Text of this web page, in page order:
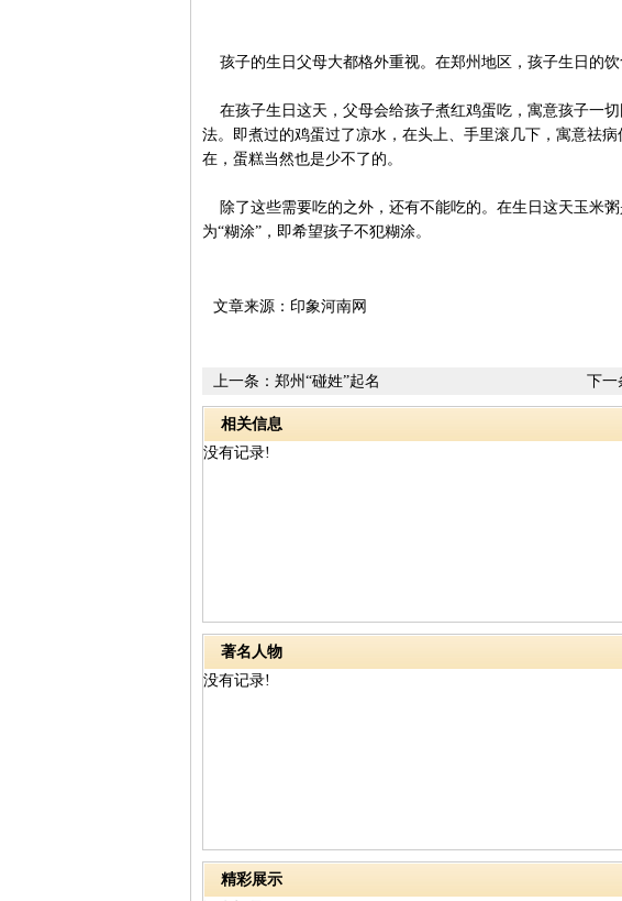
孩子的生日父母大都格外重视。在郑州地区，孩子生日的饮
在孩子生日这天，父母会给孩子煮红鸡蛋吃，寓意孩子一
法。即煮过的鸡蛋过了凉水，在头上、手里滚几下，寓意祛
在，蛋糕当然也是少不了的。
除了这些需要吃的之外，还有不能吃的。在生日这天玉米
为“糊涂”，即希望孩子不犯糊涂。
文章来源：印象河南网
下一
上一条： 郑州“碰姓”起名
相关信息
没有记录!
著名人物
没有记录!
精彩展示